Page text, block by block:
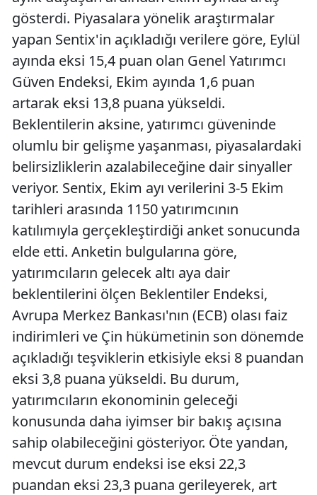
gösterdi. Piyasalara yönelik araştırmalar
yapan Sentix'in açıkladığı verilere göre, Eylül
ayında eksi 15,4 puan olan Genel Yatırımcı
Güven Endeksi, Ekim ayında 1,6 puan
artarak eksi 13,8 puana yükseldi.
Beklentilerin aksine, yatırımcı güveninde
olumlu bir gelişme yaşanması, piyasalardaki
belirsizliklerin azalabileceğine dair sinyaller
veriyor. Sentix, Ekim ayı verilerini 3-5 Ekim
tarihleri arasında 1150 yatırımcının
katılımıyla gerçekleştirdiği anket sonucunda
elde etti. Anketin bulgularına göre,
yatırımcıların gelecek altı aya dair
beklentilerini ölçen Beklentiler Endeksi,
Avrupa Merkez Bankası'nın (ECB) olası faiz
indirimleri ve Çin hükümetinin son dönemde
açıkladığı teşviklerin etkisiyle eksi 8 puandan
eksi 3,8 puana yükseldi. Bu durum,
yatırımcıların ekonominin geleceği
konusunda daha iyimser bir bakış açısına
sahip olabileceğini gösteriyor. Öte yandan,
mevcut durum endeksi ise eksi 22,3
puandan eksi 23,3 puana gerileyerek, art